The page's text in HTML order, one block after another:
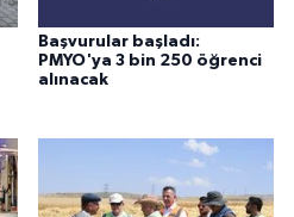
Başvurular başladı:
PMYO'ya 3 bin 250 öğrenci
alınacak